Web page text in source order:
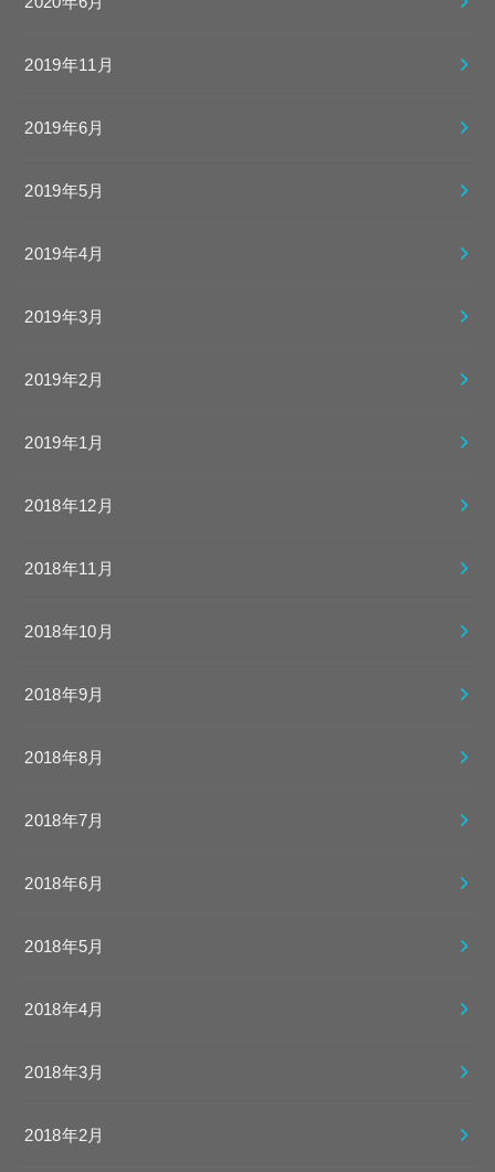
2019年11月
2019年6月
2019年5月
2019年4月
2019年3月
2019年2月
2019年1月
2018年12月
2018年11月
2018年10月
2018年9月
2018年8月
2018年7月
2018年6月
2018年5月
2018年4月
2018年3月
2018年2月